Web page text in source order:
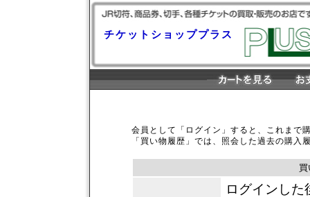
チケットショッププラス
会員として「ログイン」すると、これまで
「買い物履歴」では、照会した過去の購
ログインし